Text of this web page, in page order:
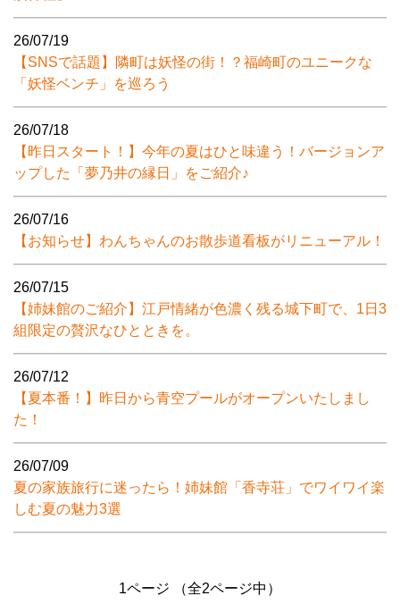
26/07/19
【SNSで話題】隣町は妖怪の街！？福崎町のユニークな
「妖怪ベンチ」を巡ろう
26/07/18
【昨日スタート！】今年の夏はひと味違う！バージョンア
ップした「夢乃井の縁日」をご紹介♪
26/07/16
【お知らせ】わんちゃんのお散歩道看板がリニューアル！
26/07/15
【姉妹館のご紹介】江戸情緒が色濃く残る城下町で、1日3
組限定の贅沢なひとときを。
26/07/12
【夏本番！】昨日から青空プールがオープンいたしまし
た！
26/07/09
夏の家族旅行に迷ったら！姉妹館「香寺荘」でワイワイ楽
しむ夏の魅力3選
1ページ （全2ページ中）